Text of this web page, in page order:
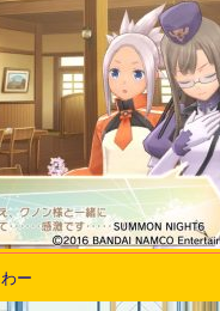
ー